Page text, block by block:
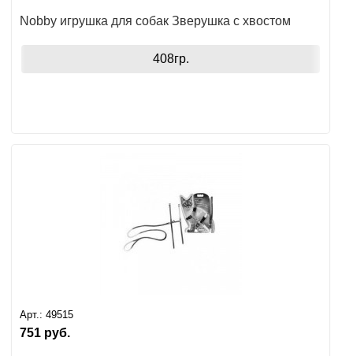
Nobby игрушка для собак Зверушка с хвостом
408гр.
Арт.: 49515
751 руб.